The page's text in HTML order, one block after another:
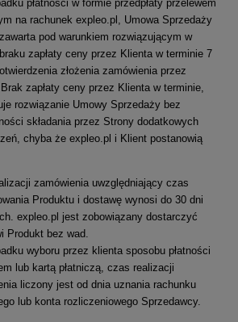
płatności w formie przedpłaty przelewem
na rachunek expleo.pl, Umowa Sprzedaży
pod warunkiem rozwiązującym w
zapłaty ceny przez Klienta w terminie 7
złożenia zamówienia przez
zapłaty ceny przez Klienta w terminie,
rozwiązanie Umowy Sprzedaży bez
składania przez Strony dodatkowych
chyba że expleo.pl i Klient postanowią
zamówienia uwzględniający czas
Produktu i dostawę wynosi do 30 dni
expleo.pl jest zobowiązany dostarczyć
Produkt bez wad.
wyboru przez klienta sposobu płatności
lub kartą płatniczą, czas realizacji
liczony jest od dnia uznania rachunku
lub konta rozliczeniowego Sprzedawcy.